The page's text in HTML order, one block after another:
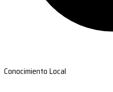
Conocimiento Local